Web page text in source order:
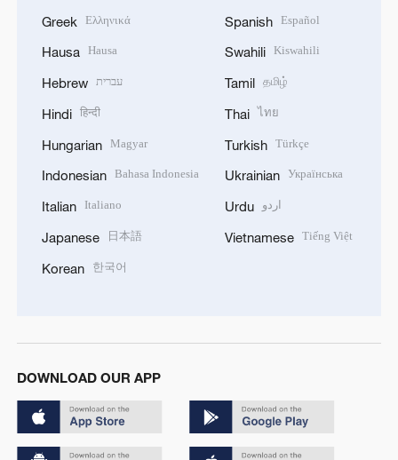
Greek Ελληνικά
Hausa Hausa
Hebrew עברית
Hindi हिन्दी
Hungarian Magyar
Indonesian Bahasa Indonesia
Italian Italiano
Japanese 日本語
Korean 한국어
Spanish Español
Swahili Kiswahili
Tamil தமிழ்
Thai ไทย
Turkish Türkçe
Ukrainian Українська
Urdu اردو
Vietnamese Tiếng Việt
DOWNLOAD OUR APP